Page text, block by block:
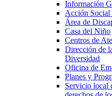
Información
Acción Social
Área de
Casa del Niño
Centros de
Dirección de
Diversidad
Oficina de
Planes y
Servicio local